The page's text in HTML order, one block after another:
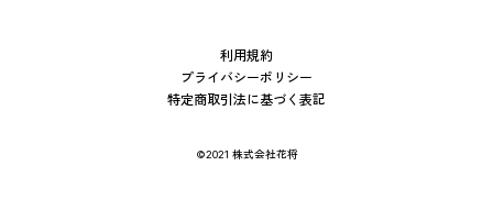
利用規約
プライバシーポリシー
特定商取引法に基づく表記
©2021 株式会社花将